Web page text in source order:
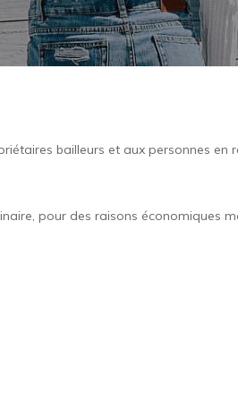
bailleurs et aux personnes en
pour des raisons économiques